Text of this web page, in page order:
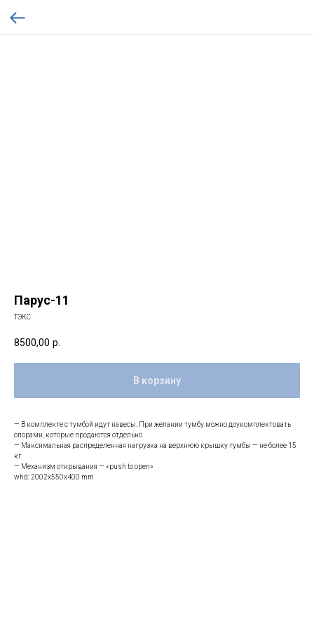
Парус-11
ТЭКС
8500,00 р.
В корзину
— В комплекте с тумбой идут навесы. При желании тумбу можно доукомплектовать
опорами, которые продаются отдельно
— Максимальная распределенная нагрузка на верхнюю крышку тумбы — не более 15
кг
— Механизм открывания — «push to open»
whd: 2002x550x400 mm